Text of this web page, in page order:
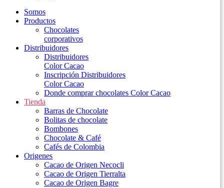
Somos
Productos
Chocolates
corporativos
Distribuidores
Distribuidores
Color Cacao
Inscripción Distribuidores
Color Cacao
Donde comprar chocolates Color Cacao
Tienda
Barras de Chocolate
Bolitas de chocolate
Bombones
Chocolate & Café
Cafés de Colombia
Origenes
Cacao de Origen Necocli
Cacao de Origen Tierralta
Cacao de Origen Bagre